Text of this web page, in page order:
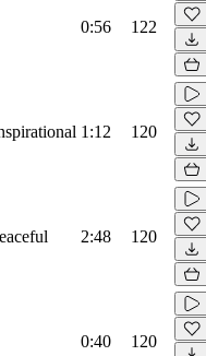
0:56 122
1:12 120
2:48 120
0:40 120